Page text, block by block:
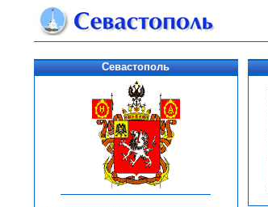
Севастополь